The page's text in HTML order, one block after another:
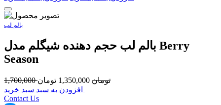
بالم لب
بالم لب حجم دهنده شیگلم مدل Berry
Season
1,700,000 تومان 1,350,000 تومان
Contact Us